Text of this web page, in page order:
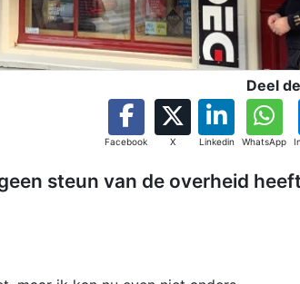
Deel
Facebook X Linkedin WhatsApp
steun van de overheid